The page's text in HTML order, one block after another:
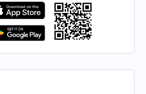
परमेश्‍वरका दैनिक वचनहरू: जीवनमा
प्रवेश | अंश ५३३
परमेश्‍वरका दैनिक वचनहरू: जीवनमा